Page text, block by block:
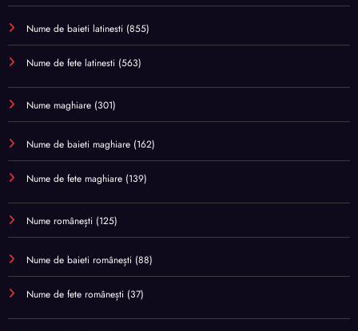
Nume de baieti latinesti (855)
Nume de fete latinesti (563)
Nume maghiare (301)
Nume de baieti maghiare (162)
Nume de fete maghiare (139)
Nume românești (125)
Nume de baieti românești (88)
Nume de fete românești (37)